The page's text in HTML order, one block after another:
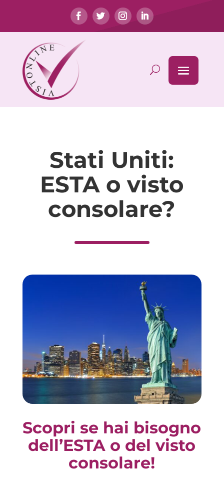
Stati Uniti:
ESTA o visto
consolare?
Scopri se hai bisogno
dell’ESTA o del visto
consolare!